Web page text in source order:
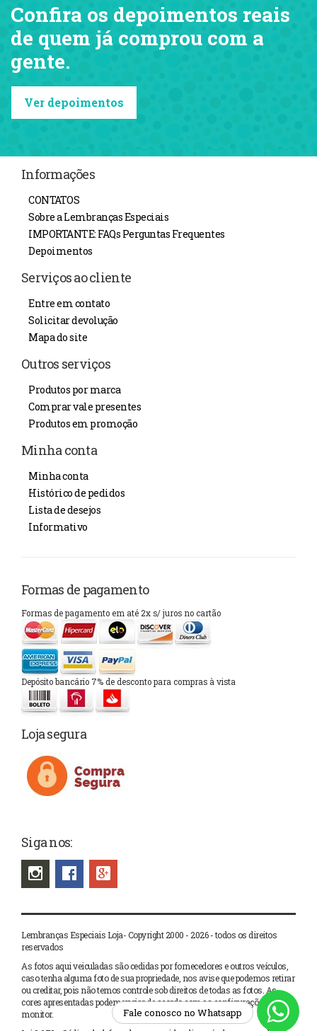
Confira os depoimentos reais
de quem já comprou com a
gente.
Ver depoimentos
Informações
CONTATOS
Sobre a Lembranças Especiais
IMPORTANTE: FAQs Perguntas Frequentes
Depoimentos
Serviços ao cliente
Entre em contato
Solicitar devolução
Mapa do site
Outros serviços
Produtos por marca
Comprar vale presentes
Produtos em promoção
Minha conta
Minha conta
Histórico de pedidos
Lista de desejos
Informativo
Formas de pagamento
Formas de pagamento em até 2x s/ juros no cartão
Depósito bancário 7% de desconto para compras à vista
Loja segura
Siga nos:
Lembranças Especiais Loja- Copyright 2000 - 2026 - todos os direitos
reservados
As fotos aqui veiculadas são cedidas por fornecedores e outros veículos,
caso tenha alguma foto de sua propriedade, nos avise que podemos retirar
ou creditar, pois não temos controle sob direitos de todas as fotos. As
cores apresentadas podem variar de acordo com as configurações de seu
monitor.
Fale conosco no Whatsapp